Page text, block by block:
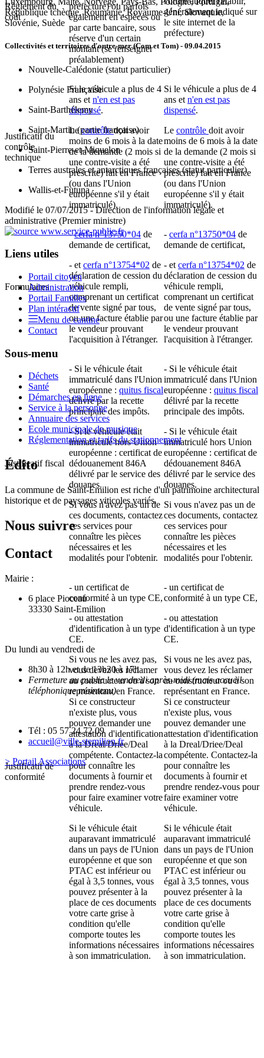
Règlement du
coût
préfecture) ou parfois
également en espèces ou
par carte bancaire, sous
réserve d'un certain
montant (se renseigner
préalablement)
généralement indiqué sur
le site internet de la
préfecture)
Justificatif du
contrôle
technique
Si le véhicule a plus de 4
ans et n'en est pas
dispensé.
Lecontrôledoit avoir
moins de 6 mois à la date
de la demande (2 mois si
une contre-visite a été
prescrite) fait en France
(ou dans l'Union
européenne s'il y était
immatriculé).
Si le véhicule a plus de 4
ans et n'en est pas
dispensé.
Le contrôle doit avoir
moins de 6 mois à la date
de la demande (2 mois si
une contre-visite a été
prescrite) fait en France
(ou dans l'Union
européenne s'il y était
immatriculé).
Formulaires
-cerfa n°13750*04 de
demande de certificat,
- et cerfa n°13754*02 de
déclaration de cession du
véhicule rempli,
comprenant un certificat
de vente signé par tous,
ou une facture établie par
le vendeur prouvant
l'acquisition à l'étranger.
- cerfa n°13750*04 de
demande de certificat,
- et cerfa n°13754*02 de
déclaration de cession du
véhicule rempli,
comprenant un certificat
de vente signé par tous,
ou une facture établie par
le vendeur prouvant
l'acquisition à l'étranger.
Justificatif fiscal
- Si le véhicule était
immatriculé dans l'Union
européenne : quitus fiscal
délivré par la recette
principale des impôts.
- Si le véhicule était
immatriculé hors Union
européenne : certificat de
dédouanement 846A
délivré par le service des
douanes.
Si vous n'avez pas un de
ces documents, contactez
ces services pour
connaître les pièces
nécessaires et les
modalités pour l'obtenir.
- Si le véhicule était
immatriculé dans l'Union
européenne : quitus fiscal
délivré par la recette
principale des impôts.
- Si le véhicule était
immatriculé hors Union
européenne : certificat de
dédouanement 846A
délivré par le service des
douanes.
Si vous n'avez pas un de
ces documents, contactez
ces services pour
connaître les pièces
nécessaires et les
modalités pour l'obtenir.
Justificatif de
conformité
- un certificat de
conformité à un type CE,
- ou attestation
d'identification à un type
CE.
Si vous ne les avez pas,
vous devez les réclamer
au constructeur ou à son
représentant en France.
Si ce constructeur
n'existe plus, vous
pouvez demander une
attestation d'identification
à la Dreal/Driee/Deal
compétente. Contactez-la
pour connaître les
documents à fournir et
prendre rendez-vous
pour faire examiner votre
véhicule.
Si le véhicule était
auparavant immatriculé
dans un pays de l'Union
européenne et que son
PTAC est inférieur ou
égal à 3,5 tonnes, vous
pouvez présenter à la
place de ces documents
votre carte grise à
condition qu'elle
comporte toutes les
informations nécessaires
à son immatriculation.
- un certificat de
conformité à un type CE,
- ou attestation
d'identification à un type
CE.
Si vous ne les avez pas,
vous devez les réclamer
au constructeur ou à son
représentant en France.
Si ce constructeur
n'existe plus, vous
pouvez demander une
attestation d'identification
à la Dreal/Driee/Deal
compétente. Contactez-la
pour connaître les
documents à fournir et
prendre rendez-vous pour
faire examiner votre
véhicule.
Si le véhicule était
auparavant immatriculé
dans un pays de l'Union
européenne et que son
PTAC est inférieur ou
égal à 3,5 tonnes, vous
pouvez présenter à la
place de ces documents
votre carte grise à
condition qu'elle
comporte toutes les
informations nécessaires
à son immatriculation.
République tchèque, Roumanie, Royaume-Uni, Slovaquie,
Slovénie, Suède
Collectivités et territoires d'outre-mer (Com et Tom) - 09.04.2015
Nouvelle-Calédonie (statut particulier)
Polynésie Française
Saint-Barthélemy
Saint-Martin (partie française)
Saint-Pierre-et-Miquelon
Terres australes et antarctiques françaises (statut particulier)
Wallis-et-Futuna
Modifié le 07/07/2015 - Direction de l'information légale et
administrative (Premier ministre)
Liens utiles
Portail citoyen
Administration
Portail Familles
Plan intéractif
Menu de cantine
Contact
Sous-menu
Déchets
Santé
Démarches en ligne
Service à la personne
Annuaire des services
Ecole municipale de musique
Réglementation et tarifs du stationnement
Édito
La commune de Saint-Emilion est riche d'un patrimoine architectural
historique et de paysages viticoles variés.
Nous suivre
Contact
Mairie :
6 place Pioceau
33330 Saint-Emilion
Du lundi au vendredi de
8h30 à 12h et de 13h30 à 17h
Fermeture au public le vendredi après-midi (mais accueil
téléphonique maintenu)
Tél : 05 57 24 72 09
accueil@ville-stemilion.fr
> Portail Associations